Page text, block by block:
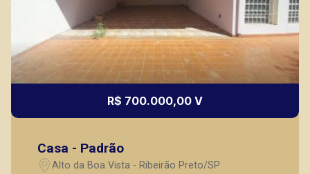
Lucelia Mariotti
R$ 700.000,00 V
Casa - Padrão
Alto da Boa Vista - Ribeirão Preto/SP